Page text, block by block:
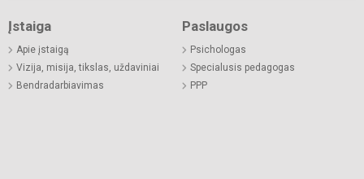
Įstaiga
Apie įstaigą
Vizija, misija, tikslas, uždaviniai
Bendradarbiavimas
Paslaugos
Psichologas
Specialusis pedagogas
PPP